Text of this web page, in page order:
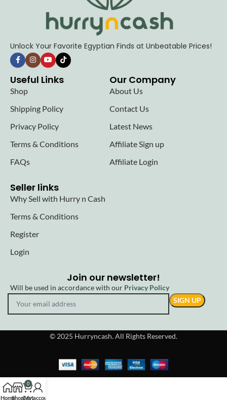
Unlock Your Favorite Egyptian Finds at Unbeatable Prices!
Useful Links
Shop
Shipping Policy
Privacy Policy
Terms & Conditions
FAQs
Our Company
About Us
Contact Us
Latest News
Affiliate Sign up
Affiliate Login
Seller links
Why Sell with Hurry n Cash
Terms & Conditions
Register
Login
Join our newsletter!
Will be used in accordance with our Privacy Policy
© 2025 Hurryncash. All Rights Reserved.
HomeShop
0
Cart
My account